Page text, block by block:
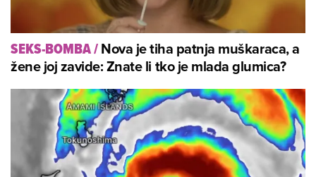
SEKS-BOMBA/Nova je tiha patnja muškaraca, a
žene joj zavide: Znate li tko je mlada glumica?